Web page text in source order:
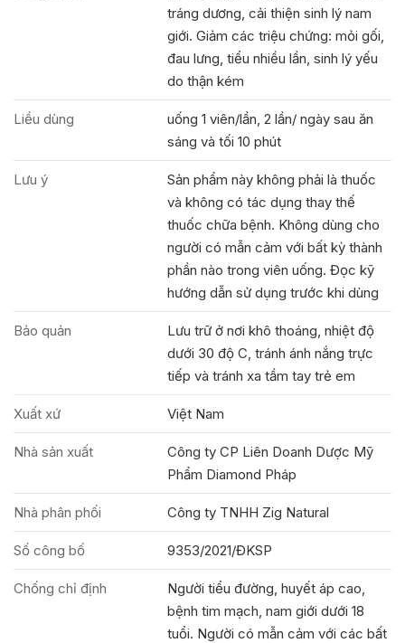
tráng dương, cải thiện sinh lý nam
giới. Giảm các triệu chứng: mỏi gối,
đau lưng, tiểu nhiều lần, sinh lý yếu
do thận kém
Liều dùng
uống 1 viên/lần, 2 lần/ ngày sau ăn
sáng và tối 10 phút
Lưu ý
Sản phẩm này không phải là thuốc
và không có tác dụng thay thế
thuốc chữa bệnh. Không dùng cho
người có mẫn cảm với bất kỳ thành
phần nào trong viên uống. Đọc kỹ
hướng dẫn sử dụng trước khi dùng
Bảo quản
Lưu trữ ở nơi khô thoáng, nhiệt độ
dưới 30 độ C, tránh ánh nắng trực
tiếp và tránh xa tầm tay trẻ em
Xuất xứ Việt Nam
Nhà sản xuất
Công ty CP Liên Doanh Dược Mỹ
Phẩm Diamond Pháp
Nhà phân phối Công ty TNHH Zig Natural
Số công bố 9353/2021/ĐKSP
Chống chỉ định
Người tiểu đường, huyết áp cao,
bệnh tim mạch, nam giới dưới 18
tuổi. Người có mẫn cảm với các bất